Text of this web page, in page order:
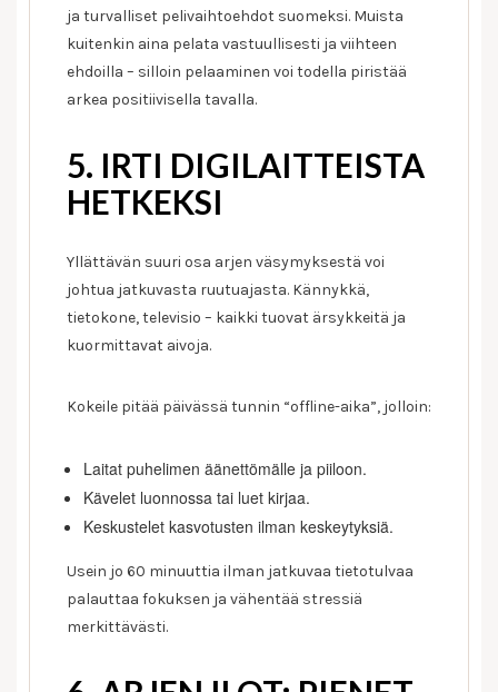
ja turvalliset pelivaihtoehdot suomeksi. Muista
kuitenkin aina pelata vastuullisesti ja viihteen
ehdoilla – silloin pelaaminen voi todella piristää
arkea positiivisella tavalla.
5. IRTI DIGILAITTEISTA
HETKEKSI
Yllättävän suuri osa arjen väsymyksestä voi
johtua jatkuvasta ruutuajasta. Kännykkä,
tietokone, televisio – kaikki tuovat ärsykkeitä ja
kuormittavat aivoja.
Kokeile pitää päivässä tunnin “offline-aika”, jolloin:
Laitat puhelimen äänettömälle ja piiloon.
Kävelet luonnossa tai luet kirjaa.
Keskustelet kasvotusten ilman keskeytyksiä.
Usein jo 60 minuuttia ilman jatkuvaa tietotulvaa
palauttaa fokuksen ja vähentää stressiä
merkittävästi.